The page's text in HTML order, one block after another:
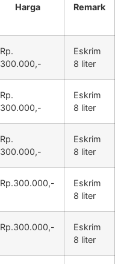
Harga Remark
Rp.
300.000,-
Eskrim
8 liter
Rp.
300.000,-
Eskrim
8 liter
Rp.
300.000,-
Eskrim
8 liter
Rp.300.000,-
Eskrim
8 liter
Rp.300.000,-
Eskrim
8 liter